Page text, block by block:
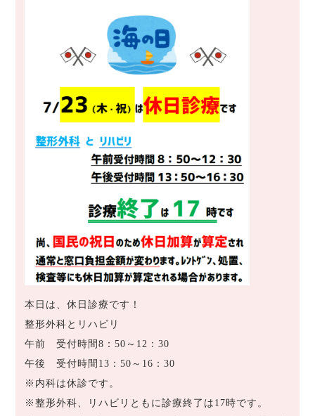
本日は、休日診療です！
整形外科とリハビリ
午前 受付時間8：50～12：30
午後 受付時間13：50～16：30
※内科は休診です。
※整形外科、リハビリともに診療終了は17時です。